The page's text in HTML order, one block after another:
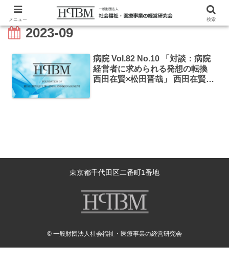
2023-09
病院 Vol.82 No.10 「対談：病院
経営者に求められる発想の転換
西田在賢×松田晋哉」 西田在賢
東京都千代田区二番町1番地
© 一般財団法人社会福祉・医療事業の経営研究会
メニュー 検索